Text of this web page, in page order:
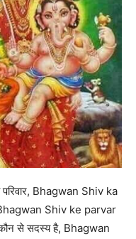
परिवार, Bhagwan Shiv ka
Bhagwan Shiv ke parvar
से सदस्य है, Bhagwan